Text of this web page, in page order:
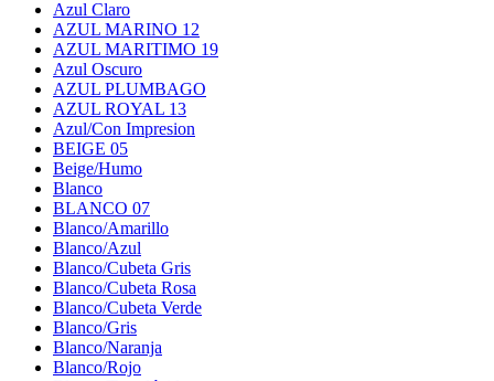
Azul Claro
AZUL MARINO 12
AZUL MARITIMO 19
Azul Oscuro
AZUL PLUMBAGO
AZUL ROYAL 13
Azul/Con Impresion
BEIGE 05
Beige/Humo
Blanco
BLANCO 07
Blanco/Amarillo
Blanco/Azul
Blanco/Cubeta Gris
Blanco/Cubeta Rosa
Blanco/Cubeta Verde
Blanco/Gris
Blanco/Naranja
Blanco/Rojo